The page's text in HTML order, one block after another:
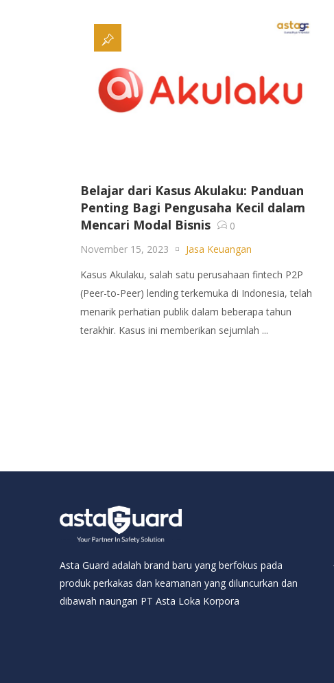
Belajar dari Kasus Akulaku: Panduan
Penting Bagi Pengusaha Kecil dalam
Mencari Modal Bisnis
0
November 15, 2023
Jasa Keuangan
Kasus Akulaku, salah satu perusahaan fintech P2P
(Peer-to-Peer) lending terkemuka di Indonesia, telah
menarik perhatian publik dalam beberapa tahun
terakhir. Kasus ini memberikan sejumlah ...
Asta Guard adalah brand baru yang berfokus pada
produk perkakas dan keamanan yang diluncurkan dan
dibawah naungan PT Asta Loka Korpora